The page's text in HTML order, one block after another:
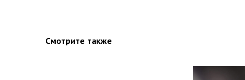
Смотрите также